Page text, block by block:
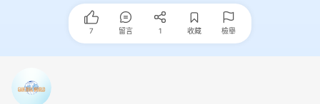
7 留言 1 收藏 檢舉